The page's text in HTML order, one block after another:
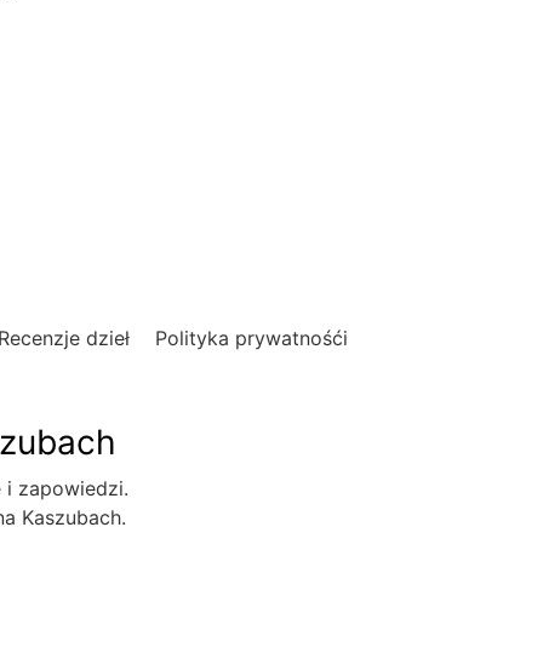
dzieł Polityka prywatnośći
i zapowiedzi.
Kaszubach.